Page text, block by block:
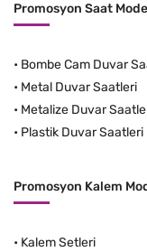
Promosyon Saat
• Bombe Cam Duvar
• Metal Duvar Saatleri
• Metalize Duvar
• Plastik Duvar Saatleri
Promosyon Kalem
• Kalem Setleri